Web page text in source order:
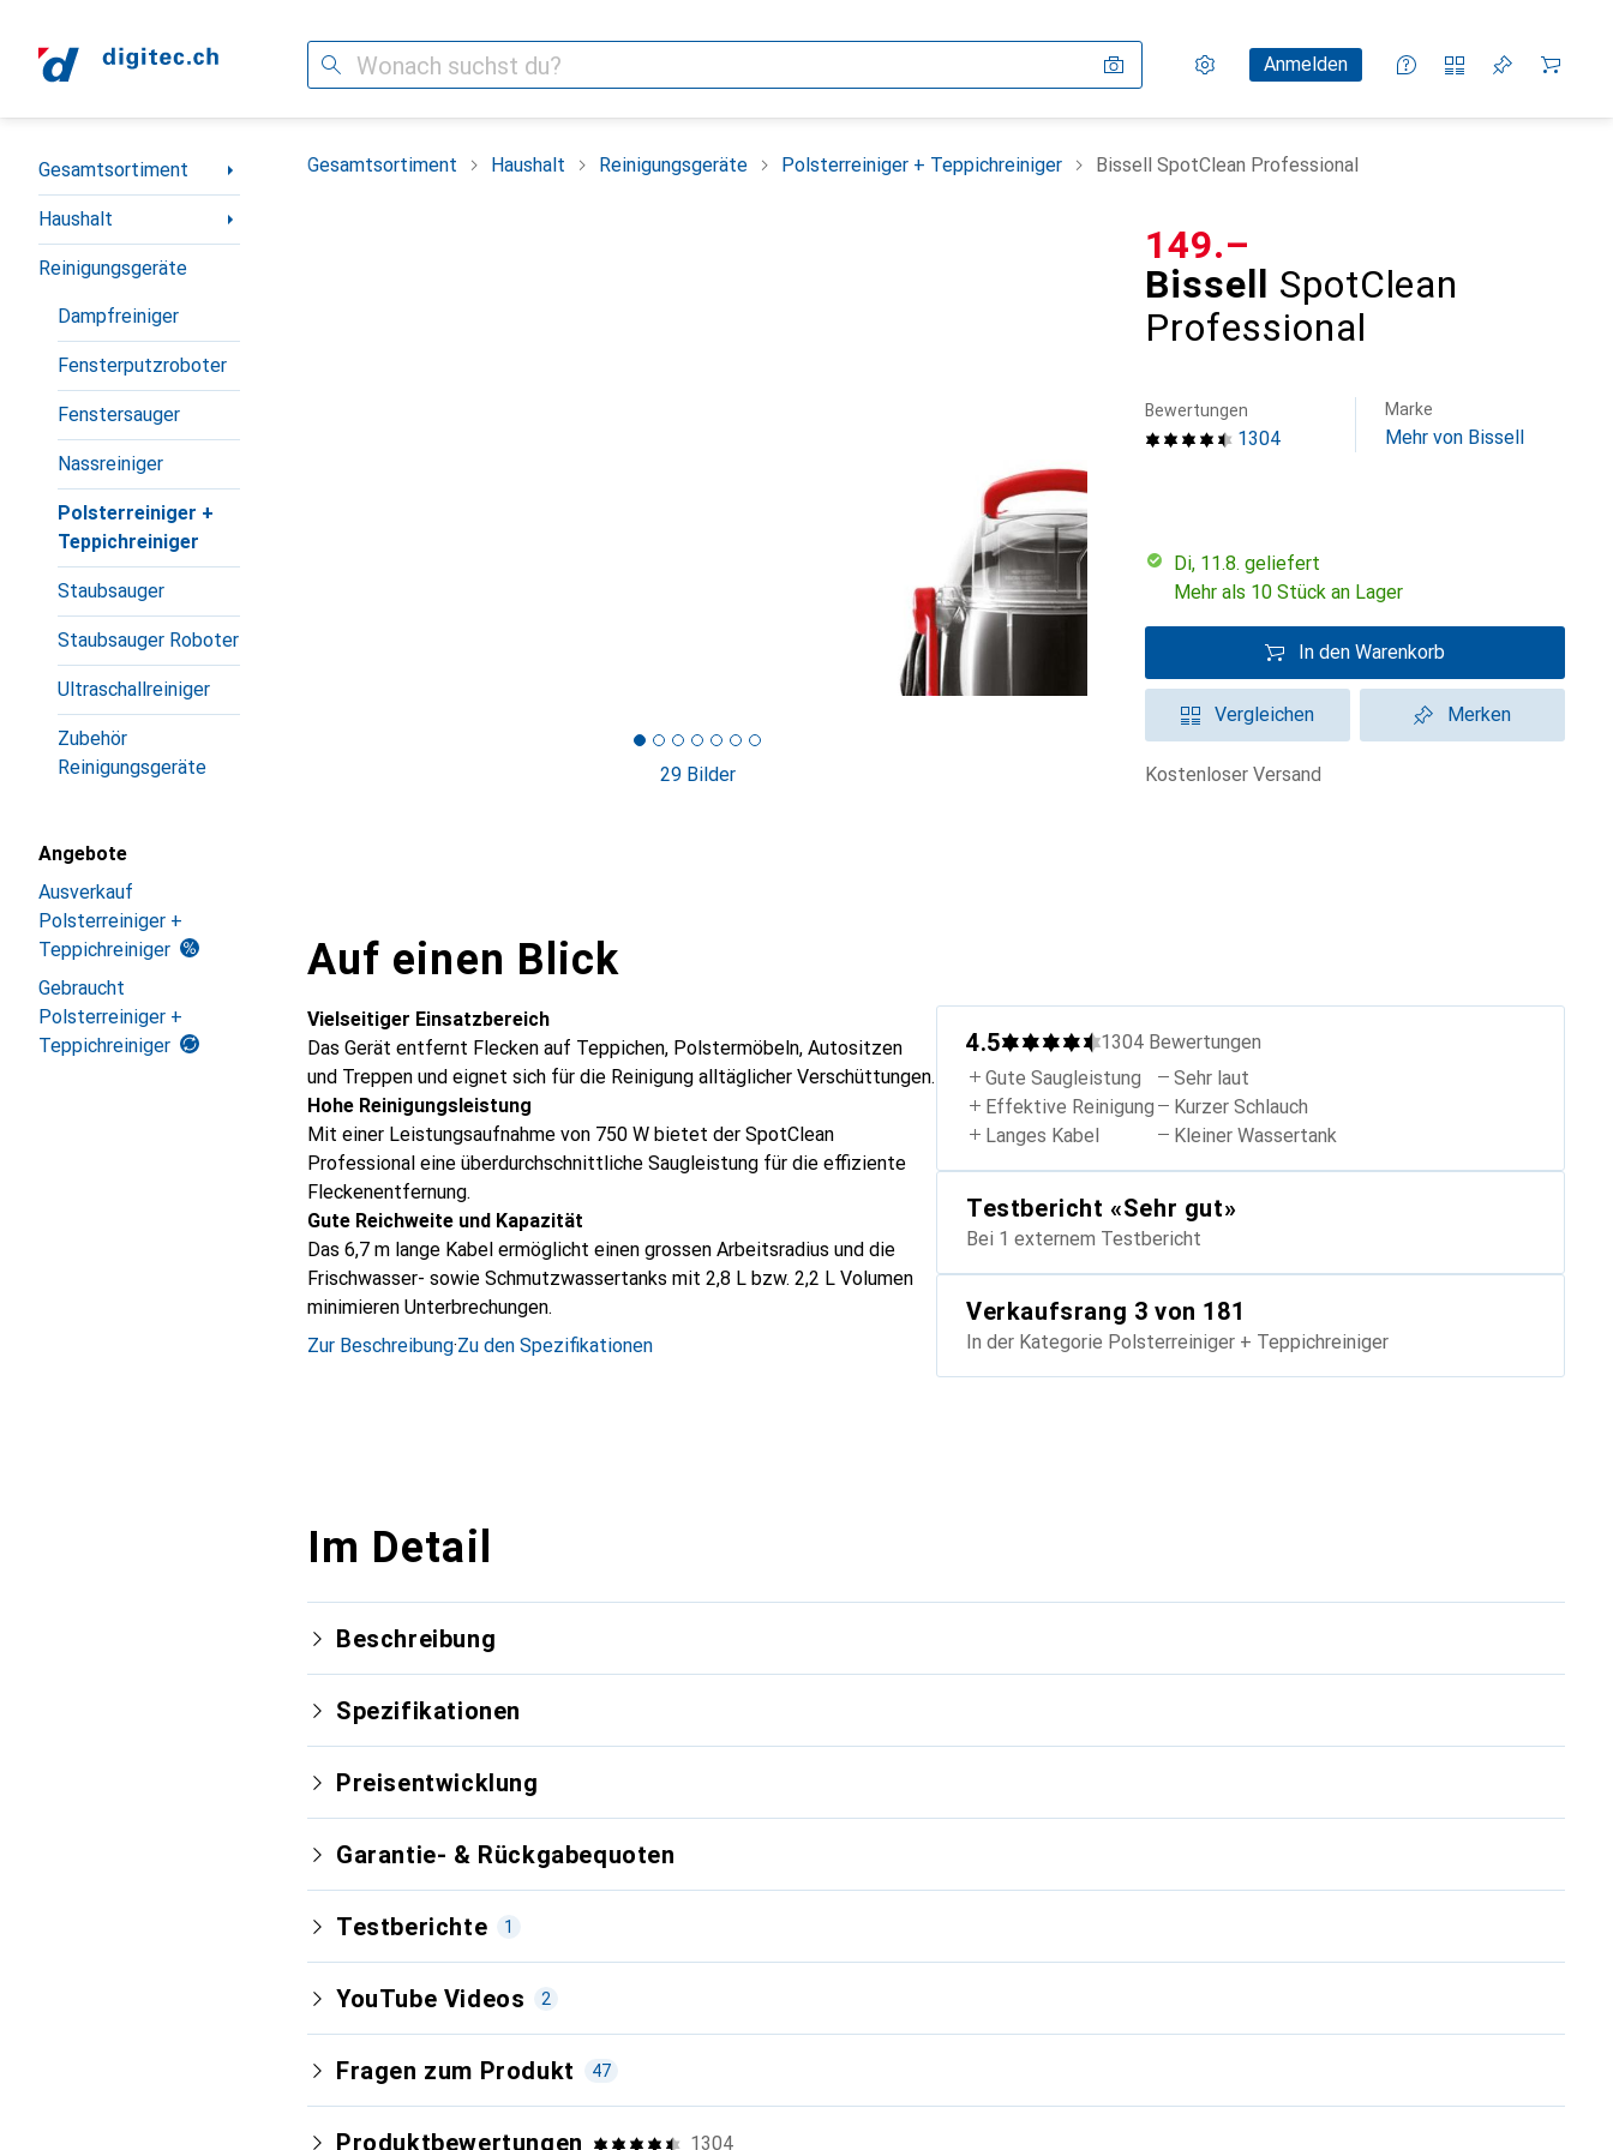
Suche Einstellungen
KundenkontoAnmelden
Vergleichslisten
Merklisten
Warenkorb
Navigation nach Kategorien
Gesamtsortiment
Haushalt
Reinigungsgeräte
Dampfreiniger
Fensterputzroboter
Fenstersauger
Nassreiniger
Polsterreiniger +
Teppichreiniger
Staubsauger
Staubsauger Roboter
Ultraschallreiniger
Zubehör
Reinigungsgeräte
Angebote
Ausverkauf
Polsterreiniger +
Teppichreiniger
Gebraucht
Polsterreiniger +
Teppichreiniger
Gesamtsortiment Haushalt Reinigungsgeräte Polsterreiniger + Teppichreiniger Bissell SpotClean Professional
29 Bilder
Bissell SpotClean
Professional
CHF
149.–
1304
Bewertungen Marke
Mehr von Bissell
Di, 11.8. geliefert
Mehr als 10 Stück an Lager
In den Warenkorb
Vergleichen Merken
kostenloser Versand
Auf einen Blick
Vielseitiger Einsatzbereich
Das Gerät entfernt Flecken auf Teppichen, Polstermöbeln, Autositzen
und Treppen und eignet sich für die Reinigung alltäglicher Verschüttungen.
Hohe Reinigungsleistung
Mit einer Leistungsaufnahme von 750 W bietet der SpotClean
Professional eine überdurchschnittliche Saugleistung für die effiziente
Fleckenentfernung.
Gute Reichweite und Kapazität
Das 6,7 m lange Kabel ermöglicht einen grossen Arbeitsradius und die
Frischwasser- sowie Schmutzwassertanks mit 2,8 L bzw. 2,2 L Volumen
minimieren Unterbrechungen.
Zur Beschreibung·Zu den Spezifikationen
4.5 1304 Bewertungen
Gute Saugleistung
Effektive Reinigung
Langes Kabel
Sehr laut
Kurzer Schlauch
Kleiner Wassertank
Testbericht «Sehr gut»
Bei 1 externem Testbericht
Verkaufsrang 3 von 181
In der Kategorie Polsterreiniger + Teppichreiniger
Im Detail
Beschreibung
Spezifikationen
Preisentwicklung
Garantie- & Rückgabequoten
Testberichte 1
Neueste
YouTube Videos 2
Fragen zum Produkt 47
Produktbewertungen 1304